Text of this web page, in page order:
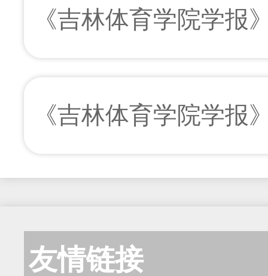
《吉林体育学院学报
《吉林体育学院学报
友情链接